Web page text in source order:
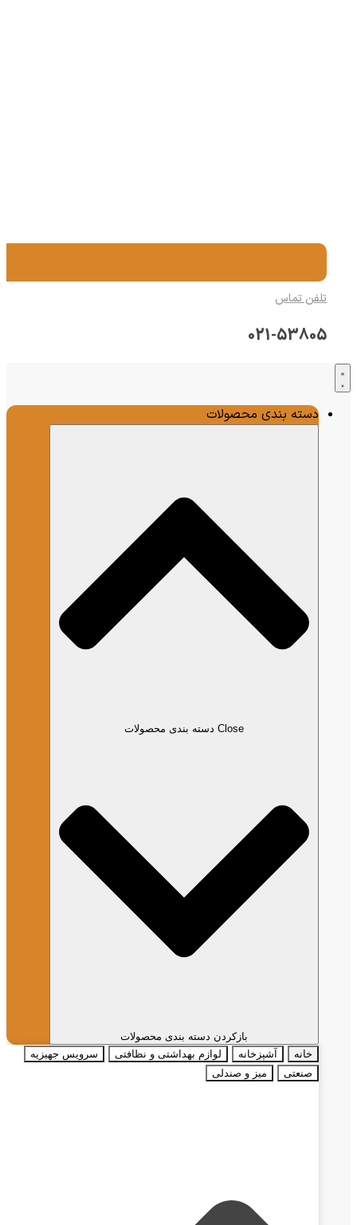
تلفن تماس
021-53805
دسته بندی محصولات
Close دسته بندی محصولات
بازکردن دسته بندی محصولات
خانه
آشپزخانه لوازم بهداشتی و نظافتی
سرویس جهیزیه
صنعتی
میز و صندلی